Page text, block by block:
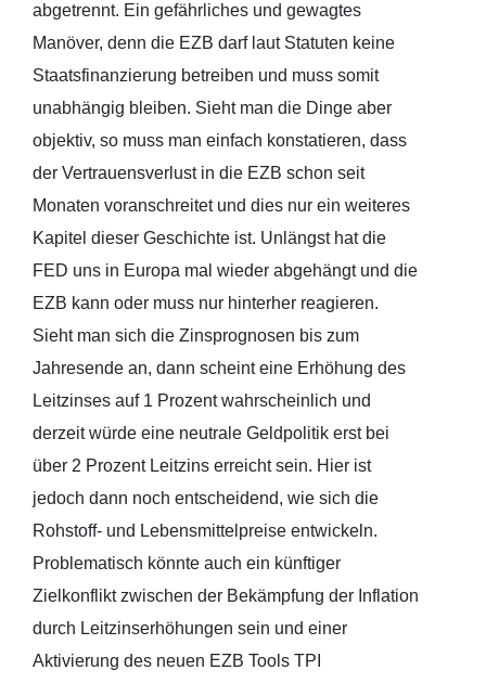
abgetrennt. Ein gefährliches und gewagtes
Manöver, denn die EZB darf laut Statuten keine
Staatsfinanzierung betreiben und muss somit
unabhängig bleiben. Sieht man die Dinge aber
objektiv, so muss man einfach konstatieren, dass
der Vertrauensverlust in die EZB schon seit
Monaten voranschreitet und dies nur ein weiteres
Kapitel dieser Geschichte ist. Unlängst hat die
FED uns in Europa mal wieder abgehängt und die
EZB kann oder muss nur hinterher reagieren.
Sieht man sich die Zinsprognosen bis zum
Jahresende an, dann scheint eine Erhöhung des
Leitzinses auf 1 Prozent wahrscheinlich und
derzeit würde eine neutrale Geldpolitik erst bei
über 2 Prozent Leitzins erreicht sein. Hier ist
jedoch dann noch entscheidend, wie sich die
Rohstoff- und Lebensmittelpreise entwickeln.
Problematisch könnte auch ein künftiger
Zielkonflikt zwischen der Bekämpfung der Inflation
durch Leitzinserhöhungen sein und einer
Aktivierung des neuen EZB Tools TPI